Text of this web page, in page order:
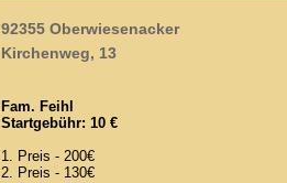
92355 Oberwiesenacker
Kirchenweg, 13
Fam. Feihl
Startgebühr: 10 €
1. Preis - 200€
2. Preis - 130€